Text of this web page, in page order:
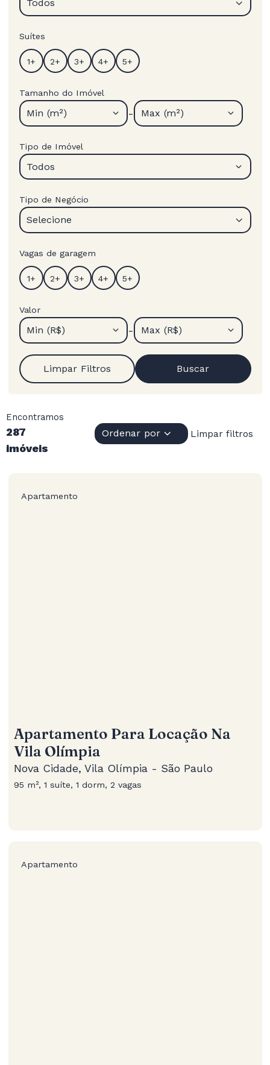
Todos
Suítes
Tamanho do Imóvel
Min (m²) - Max (m²)
Tipo de Imóvel
Todos
Tipo de Negócio
Selecione
Vagas de garagem
Valor
Min (R$) - Max (R$)
Limpar Filtros Buscar
Encontramos
287
imóveis
Ordenar por Limpar filtros
Apartamento
Apartamento Para Locação Na
Vila Olímpia
Nova Cidade, Vila Olímpia - São Paulo
95 m², 1 suíte, 1 dorm, 2 vagas
Apartamento